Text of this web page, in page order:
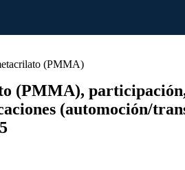
(PMMA)
(PMMA),
(automoción/